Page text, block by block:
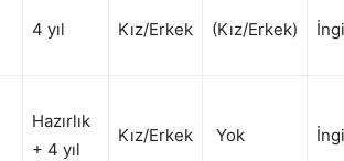
4 yıl Kız/Erkek (Kız/Erkek)
Hazırlık
+ 4 yıl
Kız/Erkek Yok